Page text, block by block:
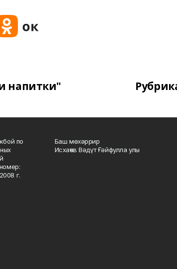
напитки"
по
г.
Баш мөхәррир
Исхаҡов Вәдүт Ғәйфулла улы